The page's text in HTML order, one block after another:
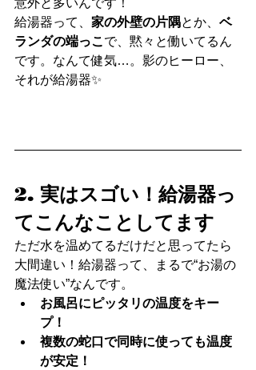
給湯器って、 家の外壁の片隅とか、 ベ
ランダの端っこ で、黙々と働いてるん
です。なんて健気…。影のヒーロー、
それが給湯器✨
2. 実はスゴい！給湯器っ
てこんなことしてます
ただ水を温めてるだけだと思ってたら
大間違い！給湯器って、まるで“お湯の
魔法使い”なんです。
お風呂にピッタリの温度をキー
プ！
複数の蛇口で同時に使っても温度
が安定！